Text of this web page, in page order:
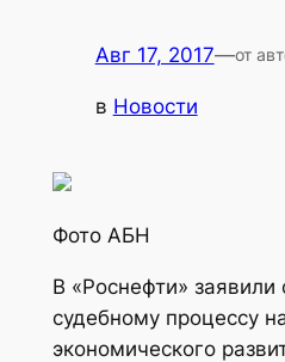
Авг 17, 2017—от
в Новости
Фото АБН
В «Роснефти» заявили
судебному процессу
экономического